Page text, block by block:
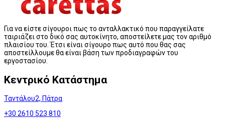
Για να είστε σίγουροι πως το ανταλλακτικό που παραγγείλατε
ταιριάζει στο δικό σας αυτοκίνητο, αποστείλετε μας τον αριθμό
πλαισίου του. Έτσι είναι σίγουρο πως αυτό που θας σας
αποστείλλουμε θα είναι βάση των προδιαγραφών του
εργοστασίου.
Κεντρικό Κατάστημα
Ταντάλου2, Πάτρα
+30 2610 523 810